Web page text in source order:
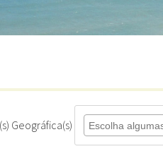
Geográfica(s)